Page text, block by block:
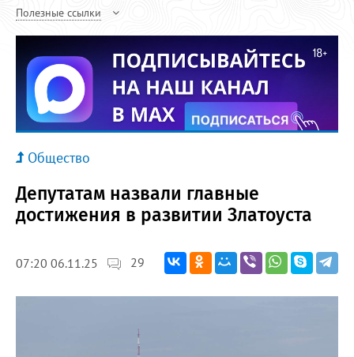
Полезные ссылки
Общество
Депутатам назвали главные
достижения в развитии Златоуста
07:20 06.11.25 29